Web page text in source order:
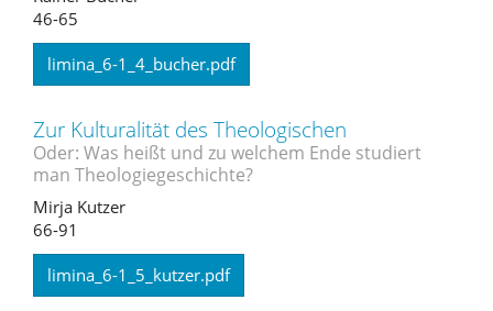
46-65
limina_6-1_4_bucher.pdf
Zur Kulturalität des Theologischen
Oder: Was heißt und zu welchem Ende studiert
man Theologiegeschichte?
Mirja Kutzer
66-91
limina_6-1_5_kutzer.pdf